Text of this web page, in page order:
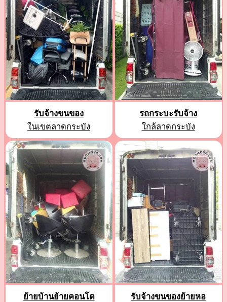
รับจ้างขนของ
ในเขตลาดกระบัง
รถกระบะรับจ้าง
ใกล้ลาดกระบัง
ย้ายบ้านย้ายคอนโด
รับจ้างขนของย้ายหอ